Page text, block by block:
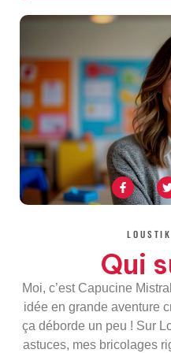
F
a
c
e
o
-
f
i
t
r
Qui
Moi, c’est Capucine
idée en grande aventure
ça déborde un peu ! Sur
astuces, mes bricolages